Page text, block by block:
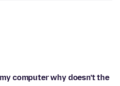
computer why doesn't the